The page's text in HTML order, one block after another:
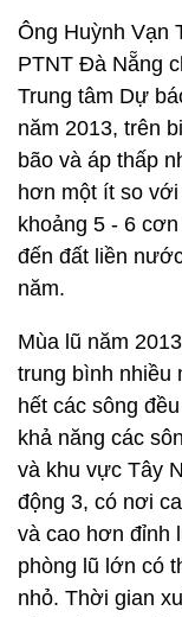
Ông Huỳnh Vạn
PTNT Đà Nẵng
Trung tâm Dự
năm 2013, trên
bão và áp thấp
hơn một ít so
khoảng 5 - 6
đến đất liền
năm.
Mùa lũ năm
trung bình nhiều
hết các sông
khả năng các
và khu vực Tây
động 3, có nơi
và cao hơn đỉnh
phòng lũ lớn có
nhỏ. Thời gian